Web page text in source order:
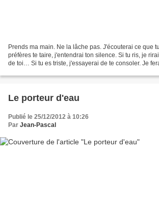
Prends ma main. Ne la lâche pas. J'écouterai ce que
préfères te taire, j'entendrai ton silence. Si tu ris, je
de toi… Si tu es triste, j'essayerai de te consoler. Je
Le porteur d'eau
Publié le 25/12/2012 à 10:26
Par Jean-Pascal